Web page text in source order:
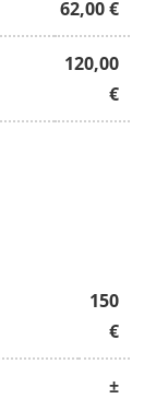
62,00 €
120,00
€
150
€
±